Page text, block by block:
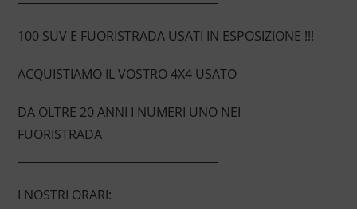
100 SUV E FUORISTRADA USATI IN ESPOSIZIONE !!!
ACQUISTIAMO IL VOSTRO 4X4 USATO
DA OLTRE 20 ANNI I NUMERI UNO NEI
FUORISTRADA
I NOSTRI ORARI: